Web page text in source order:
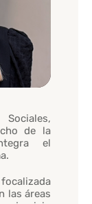
de la
el
las áreas